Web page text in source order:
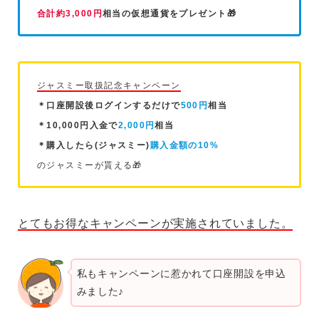
合計約3,000円 相当の仮想通貨をプレゼント🎁
ジャスミー取扱記念キャンペーン
＊口座開設後ログインするだけで500円相当
＊10,000円入金で2,000円相当
＊購入したら(ジャスミー)購入金額の10%
のジャスミーが貰える🎁
とてもお得なキャンペーンが実施されていました。
私もキャンペーンに惹かれて口座開設を申込
みました♪